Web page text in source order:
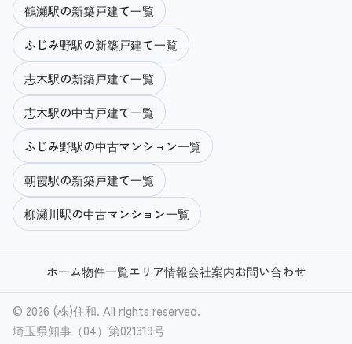
鶴瀬駅の新築戸建て一覧
ふじみ野駅の新築戸建て一覧
志木駅の新築戸建て一覧
志木駅の中古戸建て一覧
ふじみ野駅の中古マンション一覧
朝霞駅の新築戸建て一覧
柳瀬川駅の中古マンション一覧
ホーム物件一覧エリア情報会社案内お問い合わせ
© 2026 (株)住和. All rights reserved.
埼玉県知事（04）第021319号